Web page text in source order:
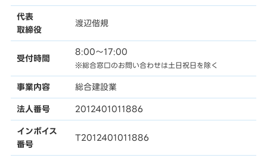
代表
取締役
渡辺偕規
受付時間
8:00〜17:00
※総合窓口のお問い合わせは土日祝日を除く
事業内容 総合建設業
法人番号 2012401011886
インボイス
番号
T2012401011886